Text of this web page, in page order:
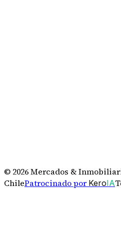
© 2026Mercados &
ChilePatrocinado por KeroIA